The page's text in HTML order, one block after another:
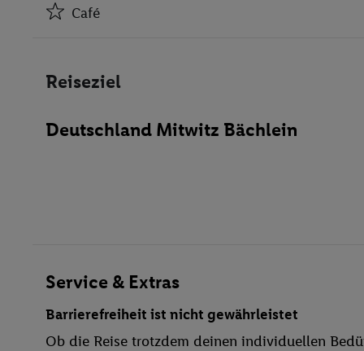
Café
Café
Spielzimmer
WLAN-Internet
Aufzug
Außenpool(s)
Liegestühle
Reiseziel
Deutschland Mitwitz Bächlein
Service & Extras
Barrierefreiheit ist nicht gewährleistet
Ob die Reise trotzdem deinen individuellen